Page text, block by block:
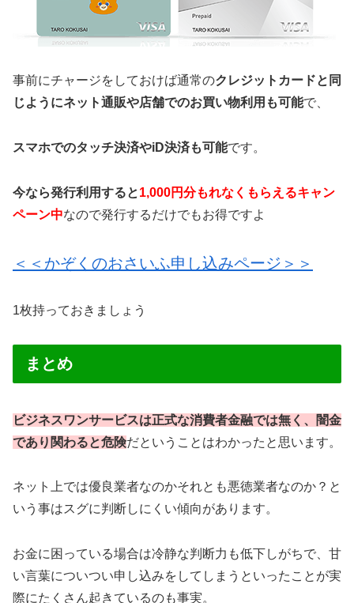
事前にチャージをしておけば通常のクレジットカードと同
じようにネット通販や店舗でのお買い物利用も可能で、
スマホでのタッチ決済やiD決済も可能です。
今なら発行利用すると1,000円分もれなくもらえるキャン
ペーン中なので発行するだけでもお得ですよ
＜＜かぞくのおさいふ申し込みページ＞＞
1枚持っておきましょう
まとめ
ビジネスワンサービスは正式な消費者金融では無く、闇金
であり関わると危険だということはわかったと思います。
ネット上では優良業者なのかそれとも悪徳業者なのか？と
いう事はスグに判断しにくい傾向があります。
お金に困っている場合は冷静な判断力も低下しがちで、甘
い言葉についつい申し込みをしてしまうといったことが実
際にたくさん起きているのも事実。